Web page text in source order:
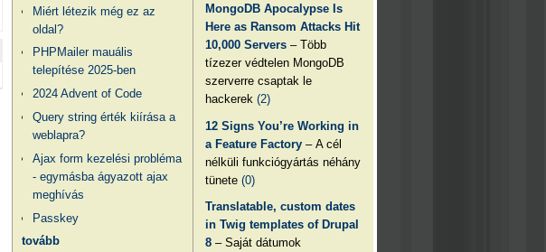
MongoDB Apocalypse Is
Here as Ransom Attacks Hit
10,000 Servers – Több
tízezer védtelen MongoDB
szerverre csaptak le
hackerek(2)
12 Signs You’re Working in
a Feature Factory – A cél
nélküli funkciógyártás néhány
tünete(0)
Translatable, custom dates
in Twig templates of Drupal
8 – Saját dátumok
Miért létezik még ez az
oldal?
PHPMailer mauális
telepítése 2025-ben
2024 Advent of Code
Query string érték kiírása a
weblapra?
Ajax form kezelési probléma
- egymásba ágyazott ajax
meghívás
Passkey
tovább